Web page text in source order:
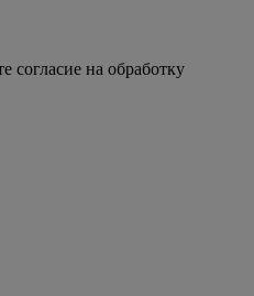
согласие на обработку